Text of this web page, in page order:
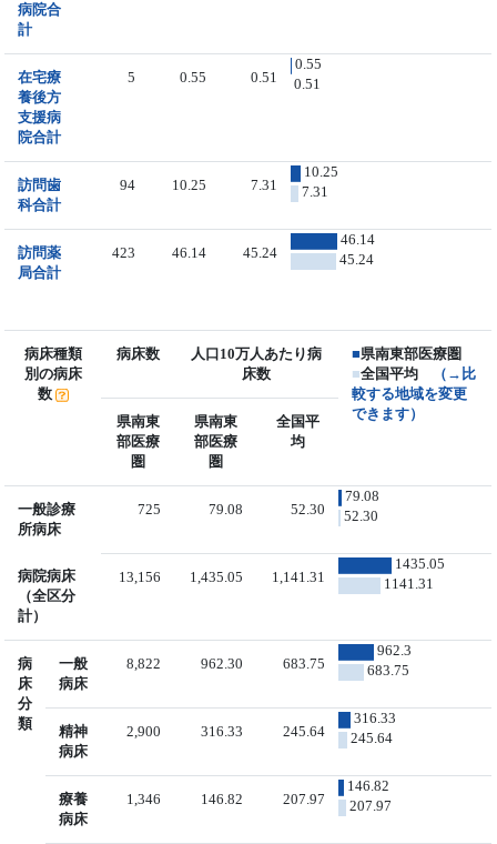
病院合
計
在宅療
養後方
支援病
院合計
5 0.55 0.51
0.55
0.51
訪問歯
科合計
94 10.25 7.31
10.25
7.31
訪問薬
局合計
423 46.14 45.24
46.14
45.24
病床種類
別の病床
数
病床数
人口10万人あたり病
床数
■県南東部医療圏
■全国平均
（→比
較する地域を変更
できます）
県南東
部医療
圏
県南東
部医療
圏
全国平
均
一般診療
所病床
725 79.08 52.30
79.08
52.30
病院病床
（全区分
計）
13,156 1,435.05 1,141.31
1435.05
1141.31
病
床
分
類
一般
病床
8,822 962.30 683.75
962.3
683.75
精神
病床
2,900 316.33 245.64
316.33
245.64
療養
病床
1,346 146.82 207.97
146.82
207.97